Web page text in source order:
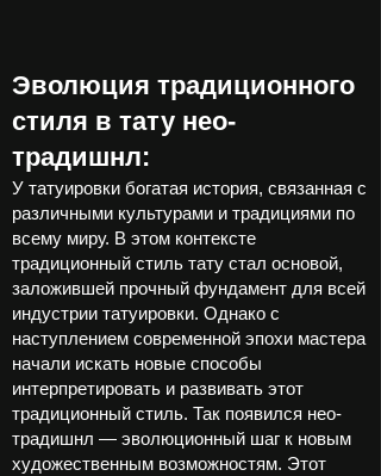
Эволюция традиционного
стиля в тату нео-
традишнл:
У татуировки богатая история, связанная с
различными культурами и традициями по
всему миру. В этом контексте
традиционный стиль тату стал основой,
заложившей прочный фундамент для всей
индустрии татуировки. Однако с
наступлением современной эпохи мастера
начали искать новые способы
интерпретировать и развивать этот
традиционный стиль. Так появился нео-
традишнл — эволюционный шаг к новым
художественным возможностям. Этот